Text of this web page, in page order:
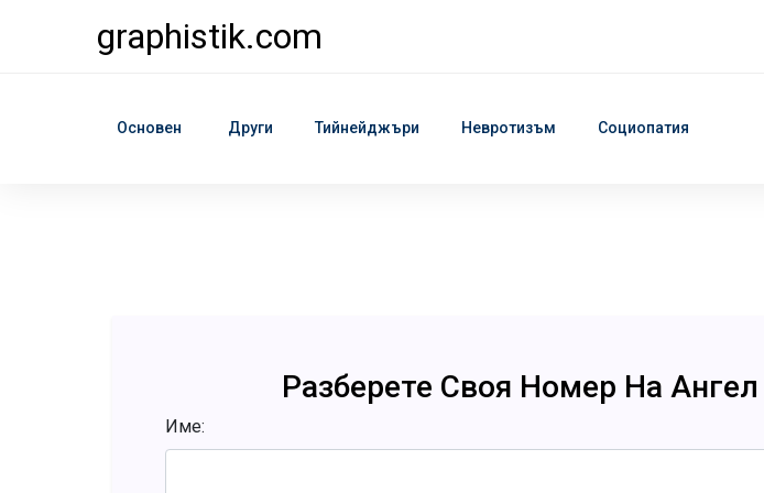
graphistik.com
Основен Други Тийнейджъри Невротизъм Социопатия
Разберете Своя Номер На Ангел
Име: